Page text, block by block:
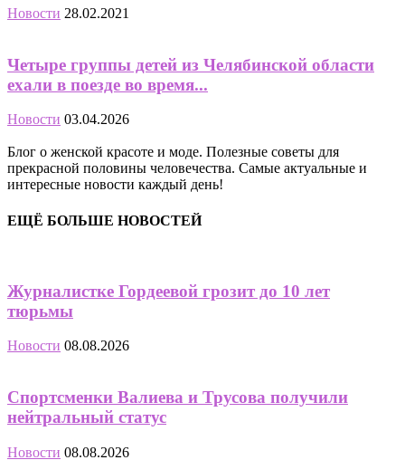
Новости 28.02.2021
Четыре группы детей из Челябинской области
ехали в поезде во время...
Новости 03.04.2026
Блог о женской красоте и моде. Полезные советы для
прекрасной половины человечества. Самые актуальные и
интересные новости каждый день!
ЕЩЁ БОЛЬШЕ НОВОСТЕЙ
Журналистке Гордеевой грозит до 10 лет
тюрьмы
Новости 08.08.2026
Спортсменки Валиева и Трусова получили
нейтральный статус
Новости 08.08.2026